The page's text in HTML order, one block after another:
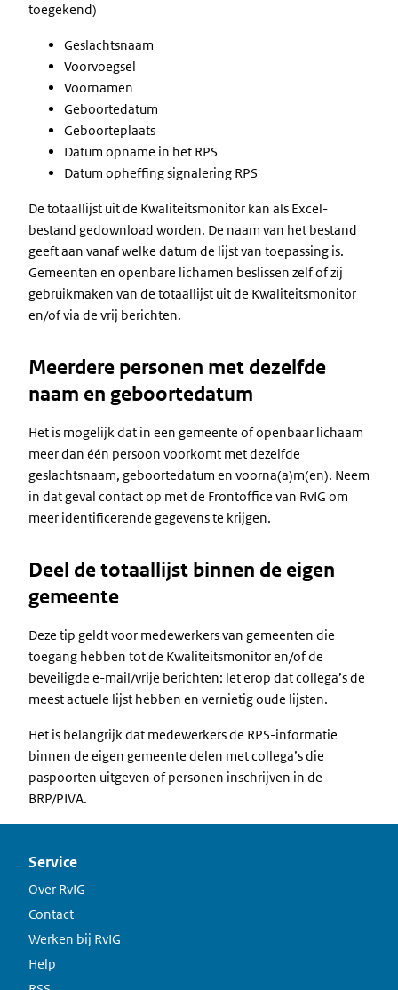
toegekend)
Geslachtsnaam
Voorvoegsel
Voornamen
Geboortedatum
Geboorteplaats
Datum opname in het RPS
Datum opheffing signalering RPS
De totaallijst uit de Kwaliteitsmonitor kan als Excel-
bestand gedownload worden. De naam van het bestand
geeft aan vanaf welke datum de lijst van toepassing is.
Gemeenten en openbare lichamen beslissen zelf of zij
gebruikmaken van de totaallijst uit de Kwaliteitsmonitor
en/of via de vrij berichten.
Meerdere personen met dezelfde
naam en geboortedatum
Het is mogelijk dat in een gemeente of openbaar lichaam
meer dan één persoon voorkomt met dezelfde
geslachtsnaam, geboortedatum en voorna(a)m(en). Neem
in dat geval contact op met de Frontoffice van RvIG om
meer identificerende gegevens te krijgen.
Deel de totaallijst binnen de eigen
gemeente
Deze tip geldt voor medewerkers van gemeenten die
toegang hebben tot de Kwaliteitsmonitor en/of de
beveiligde e-mail/vrije berichten: let erop dat collega’s de
meest actuele lijst hebben en vernietig oude lijsten.
Het is belangrijk dat medewerkers de RPS-informatie
binnen de eigen gemeente delen met collega’s die
paspoorten uitgeven of personen inschrijven in de
BRP/PIVA.
Service
Over RvIG
Contact
Werken bij RvIG
Help